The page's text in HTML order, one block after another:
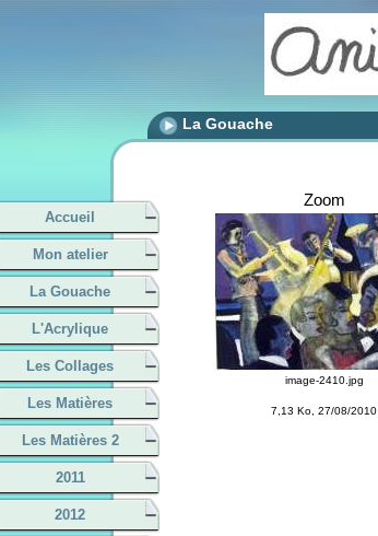
La Gouache
Accueil
Mon atelier
La Gouache
L'Acrylique
Les Collages
Les Matières
Les Matières 2
2011
2012
Zoom
image-2410.jpg
7,13 Ko, 27/08/2010